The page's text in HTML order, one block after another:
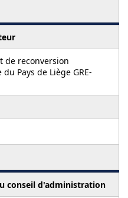
de reconversion
Pays de Liège GRE-
conseil d'administration